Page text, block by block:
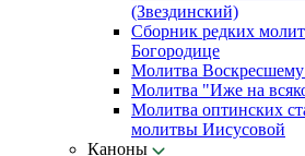
(Звездинский)
Сборник редких
Богородице
Молитва
Молитва "Иже на
Молитва оптинских
молитвы Иисусовой
Каноны